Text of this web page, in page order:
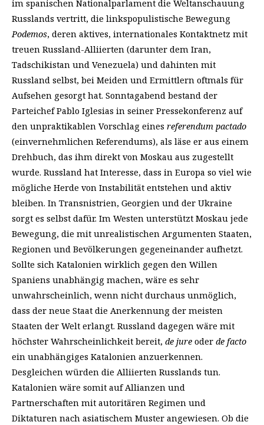
im spanischen Nationalparlament die Weltanschauung
Russlands vertritt, die linkspopulistische Bewegung
Podemos, deren aktives, internationales Kontaktnetz mit
treuen Russland-Alliierten (darunter dem Iran,
Tadschikistan und Venezuela) und dahinten mit
Russland selbst, bei Meiden und Ermittlern oftmals für
Aufsehen gesorgt hat. Sonntagabend bestand der
Parteichef Pablo Iglesias in seiner Pressekonferenz auf
den unpraktikablen Vorschlag eines referendum pactado
(einvernehmlichen Referendums), als läse er aus einem
Drehbuch, das ihm direkt von Moskau aus zugestellt
wurde. Russland hat Interesse, dass in Europa so viel wie
mögliche Herde von Instabilität entstehen und aktiv
bleiben. In Transnistrien, Georgien und der Ukraine
sorgt es selbst dafür. Im Westen unterstützt Moskau jede
Bewegung, die mit unrealistischen Argumenten Staaten,
Regionen und Bevölkerungen gegeneinander aufhetzt.
Sollte sich Katalonien wirklich gegen den Willen
Spaniens unabhängig machen, wäre es sehr
unwahrscheinlich, wenn nicht durchaus unmöglich,
dass der neue Staat die Anerkennung der meisten
Staaten der Welt erlangt. Russland dagegen wäre mit
höchster Wahrscheinlichkeit bereit, de jure oder de facto
ein unabhängiges Katalonien anzuerkennen.
Desgleichen würden die Alliierten Russlands tun.
Katalonien wäre somit auf Allianzen und
Partnerschaften mit autoritären Regimen und
Diktaturen nach asiatischem Muster angewiesen. Ob die